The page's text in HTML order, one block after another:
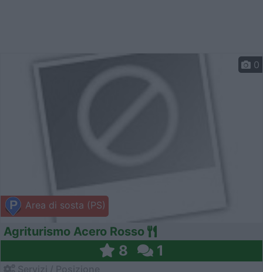
Area di sosta (PS)
0
Agriturismo Acero Rosso
8 1